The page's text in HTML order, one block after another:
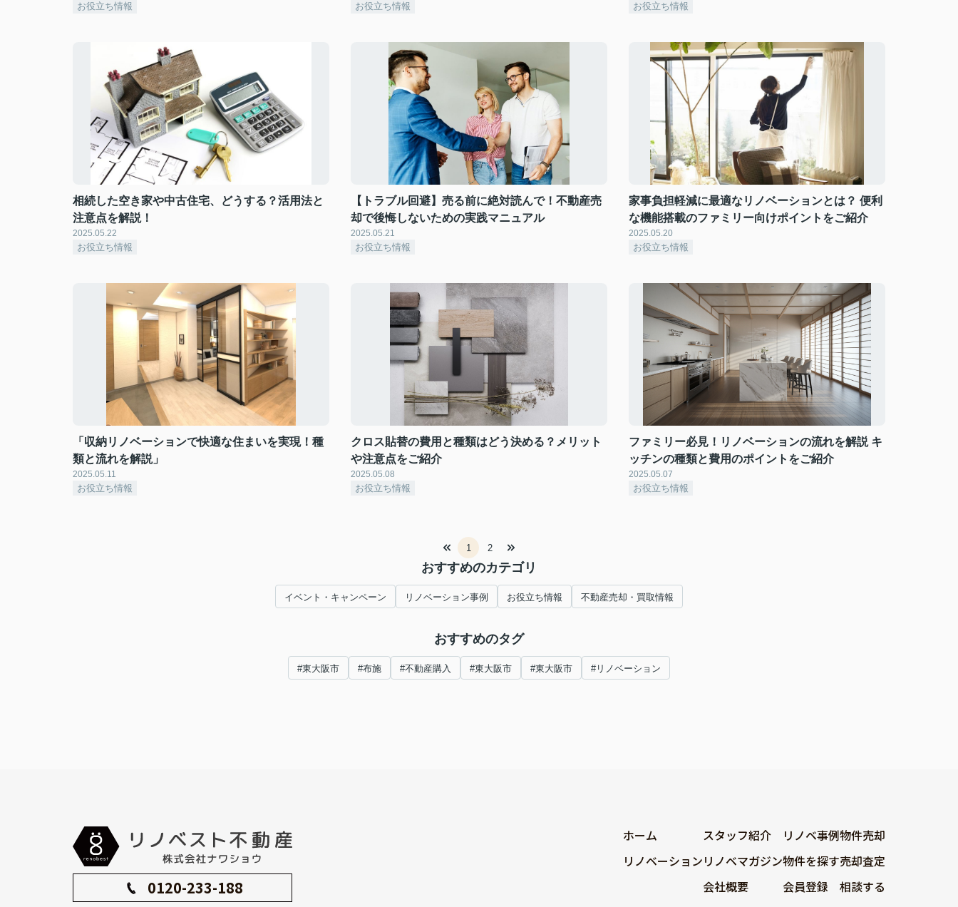
お役立ち情報 お役立ち情報 お役立ち情報
相続した空き家や中古住宅、どうする？活用法と
注意点を解説！
2025.05.22
お役立ち情報
【トラブル回避】売る前に絶対読んで！不動産売
却で後悔しないための実践マニュアル
2025.05.21
お役立ち情報
家事負担軽減に最適なリノベーションとは？ 便利
な機能搭載のファミリー向けポイントをご紹介
2025.05.20
お役立ち情報
「収納リノベーションで快適な住まいを実現！種
類と流れを解説」
2025.05.11
お役立ち情報
クロス貼替の費用と種類はどう決める？メリット
や注意点をご紹介
2025.05.08
お役立ち情報
ファミリー必見！リノベーションの流れを解説 キ
ッチンの種類と費用のポイントをご紹介
2025.05.07
お役立ち情報
1 2
おすすめのカテゴリ
イベント・キャンペーン リノベーション事例 お役立ち情報 不動産売却・買取情報
おすすめのタグ
#東大阪市 #布施 #不動産購入 #東大阪市 #東大阪市 #リノベーション
0120-233-188
ホーム
リノベーション
スタッフ紹介
リノベマガジン
会社概要
リノベ事例
物件を探す
会員登録
物件売却
売却査定
相談する